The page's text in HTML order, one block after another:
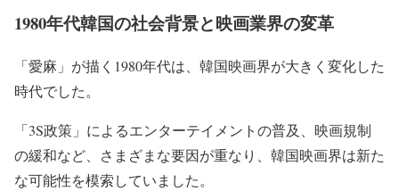
1980年代韓国の社会背景と映画業界の変革
「愛麻」が描く1980年代は、韓国映画界が大きく変化した
時代でした。
「3S政策」によるエンターテイメントの普及、映画規制
の緩和など、さまざまな要因が重なり、韓国映画界は新た
な可能性を模索していました。